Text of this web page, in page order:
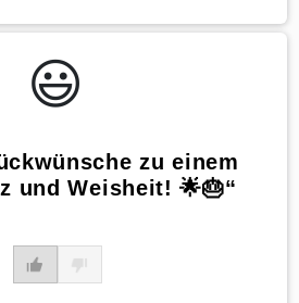
😃️
zu einem
und Weisheit! 🌟🎂“